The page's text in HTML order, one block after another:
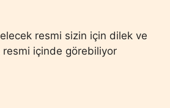
resmi sizin için dilek ve
içinde görebiliyor